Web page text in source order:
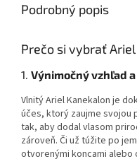
Podrobný popis
Prečo si vybrať
1. Výnimočný vzhľad
Vlnitý Ariel Kanekalon je
účes, ktorý zaujme svojou
tak, aby dodal vlasom
zároveň. Či už túžite po
otvorenými koncami